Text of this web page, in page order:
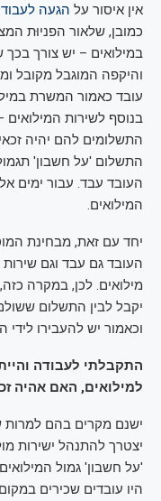
אין איסור על הגעה
כמובן, שלאור הפניוּת
במילואים – יש צורך
והיקפה המוגבל מקובל
עובד כאמור המשרת
בנוסף לשירות
התשלומים להם יהיה
התשלום 'על חשבון'
העובד עבד. עבור ימים
המילואים.
יחד עם זאת, מבחינת
העובד גם עבד וגם
מילואים. לכן, במקרה
יקבל לבין התשלום
וכאמור יש להעבירו לידי
התקבלתי לעבודה
למילואים, האם אהיה
ישנם מקרים בהם למרות
יצטרך להתנהל ישירות
'על חשבון' גמול
היו עובדים שכירים